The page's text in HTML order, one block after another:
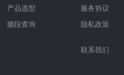
产品选型
频段查询
服务协议
隐私政策
联系我们